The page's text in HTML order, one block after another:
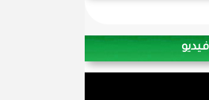
فيديو